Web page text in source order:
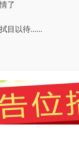
目以待......